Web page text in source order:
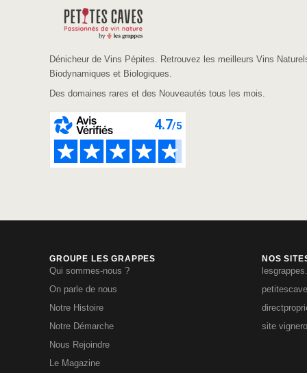
Dénicheur de Vins Pépites. Retrouvez les meilleurs Vins
Biodynamiques et Biologiques.
Des domaines rares et des Nouveautés tous les mois.
GROUPE LES GRAPPES
Qui sommes-nous ?
On parle de nous
Notre Histoire
Notre Démarche
Nous Rejoindre
Le Magazine
NOS
site